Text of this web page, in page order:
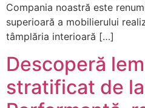
Compania noastră este
superioară a mobilierului
tâmplăria interioară […]
Descoperă
stratificat de